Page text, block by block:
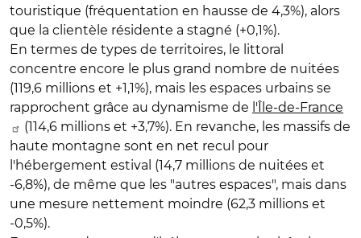
touristique (fréquentation en hausse de 4,3%), alors
que la clientèle résidente a stagné (+0,1%).
En termes de types de territoires, le littoral
concentre encore le plus grand nombre de nuitées
(119,6 millions et +1,1%), mais les espaces urbains se
rapprochent grâce au dynamisme de l'Île-de-France
(114,6 millions et +3,7%). En revanche, les massifs de
haute montagne sont en net recul pour
l'hébergement estival (14,7 millions de nuitées et
-6,8%), de même que les "autres espaces", mais dans
une mesure nettement moindre (62,3 millions et
-0,5%).